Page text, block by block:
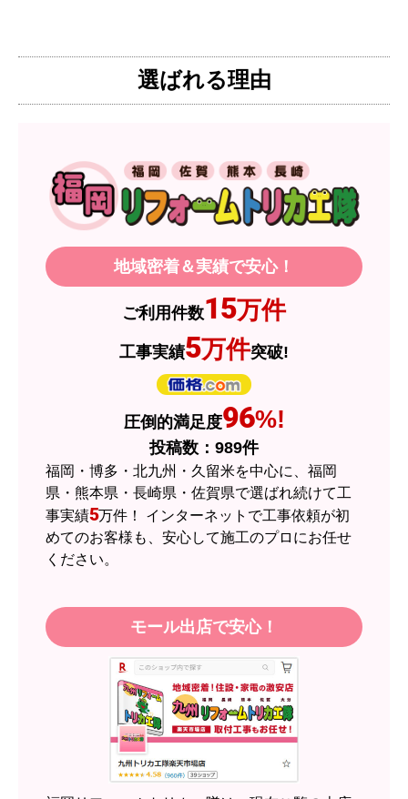
ろ、希望した製品が量販店よりかなり安い価格で
あったので購入いたしました。
【その他感想・コメント】
製品価格もですが、設置や保証なども充実してい
るので、今後も頼りになるショップの一つです。
2026年7月3日 19:01
欲しい商品をスムーズに注文できましたか？
ショップからの連絡や対応は適切でしたか？
予定の期日までに商品が届きましたか？
はい
商品の梱包は必要十分なものでしたか？
はい
またこのショップを利用したいですか？
【注文商品】エアコン・クーラー 【注
文時期】2026年05月頃（モバイルから）
【このショップを選んだ理由は？】
近隣のショップでしっかりやってくれそうだった
【注文からどのくらいで届きましたか？】
選ばれる理由
地域密着＆実績で安心！
ご利用件数15万件
工事実績5万件突破!
圧倒的満足度96%!
投稿数： 989件
福岡・博多・北九州・久留米を中心に、福岡
県・熊本県・長崎県・佐賀県で選ばれ続けて工
事実績5万件！ インターネットで工事依頼が初
めてのお客様も、安心して施工のプロにお任せ
ください。
モール出店で安心！